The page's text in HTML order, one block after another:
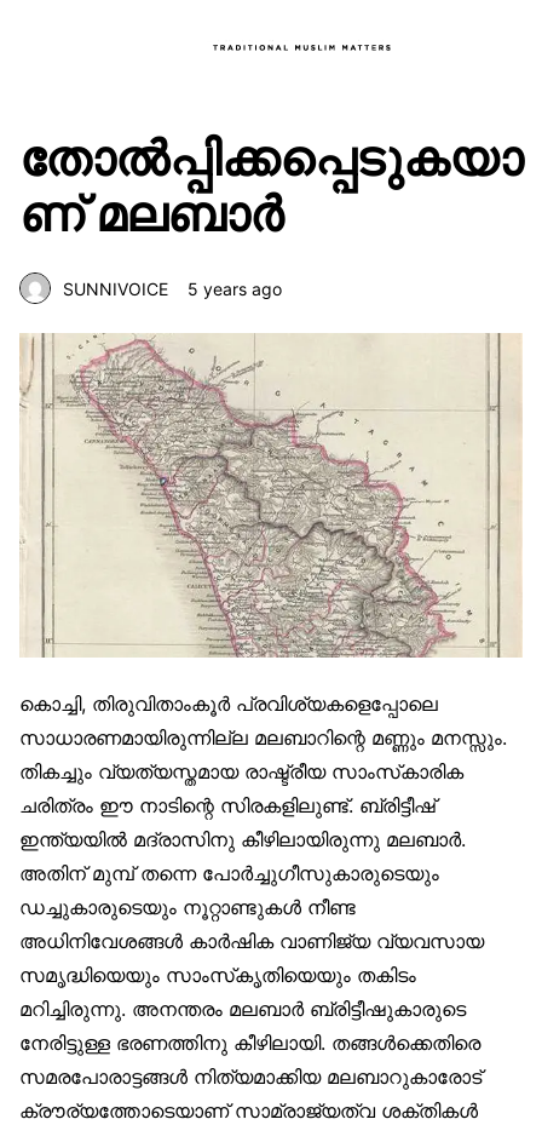
തോൽപ്പിക്കപ്പെടുകയാ
ണ് മലബാർ
SUNNIVOICE 5 years ago
കൊച്ചി, തിരുവിതാംകൂർ പ്രവിശ്യകളെപ്പോലെ
സാധാരണമായിരുന്നില്ല മലബാറിന്റെ മണ്ണും മനസ്സും.
തികച്ചും വ്യത്യസ്തമായ രാഷ്ട്രീയ സാംസ്‌കാരിക
ചരിത്രം ഈ നാടിന്റെ സിരകളിലുണ്ട്. ബ്രിട്ടീഷ്
ഇന്ത്യയിൽ മദ്രാസിനു കീഴിലായിരുന്നു മലബാർ.
അതിന് മുമ്പ് തന്നെ പോർച്ചുഗീസുകാരുടെയും
ഡച്ചുകാരുടെയും നൂറ്റാണ്ടുകൾ നീണ്ട
അധിനിവേശങ്ങൾ കാർഷിക വാണിജ്യ വ്യവസായ
സമൃദ്ധിയെയും സാംസ്‌കൃതിയെയും തകിടം
മറിച്ചിരുന്നു. അനന്തരം മലബാർ ബ്രിട്ടീഷുകാരുടെ
നേരിട്ടുള്ള ഭരണത്തിനു കീഴിലായി. തങ്ങൾക്കെതിരെ
സമരപോരാട്ടങ്ങൾ നിത്യമാക്കിയ മലബാറുകാരോട്
ക്രൗര്യത്തോടെയാണ് സാമ്രാജ്യത്വ ശക്തികൾ